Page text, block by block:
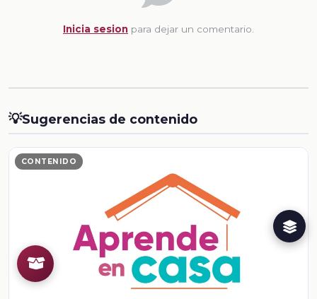
Inicia sesion para dejar un comentario.
💡Sugerencias de contenido
CONTENIDO